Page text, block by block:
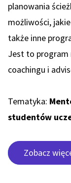
planowania
możliwości,
także inne
Jest to
coachingu i
Tematyka:
studentów
Zobacz